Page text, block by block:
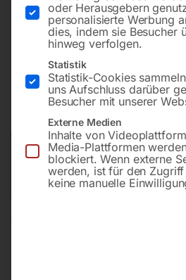
zu VBM 4/40 SG(inkl.
990,00
inkl. MwSt. zzgl.Versandkosten
Versandkosten Standard
Bitte beachten Sie: Die
Andere Länder können abweichen.
oder Herausgebern
personalisierte Werbung
dies, indem sie Besucher
hinweg verfolgen.
Statistik
Statistik-Cookies
uns Aufschluss darüber
Besucher mit unserer
Externe Medien
Inhalte von
Media-Plattformen
blockiert. Wenn externe
werden, ist für den
keine manuelle